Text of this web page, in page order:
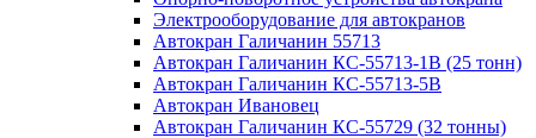
Электрооборудование для автокранов
Автокран Галичанин 55713
Автокран Галичанин КС-55713-1В (25 тонн)
Автокран Галичанин КС-55713-5В
Автокран Ивановец
Автокран Галичанин КС-55729 (32 тонны)